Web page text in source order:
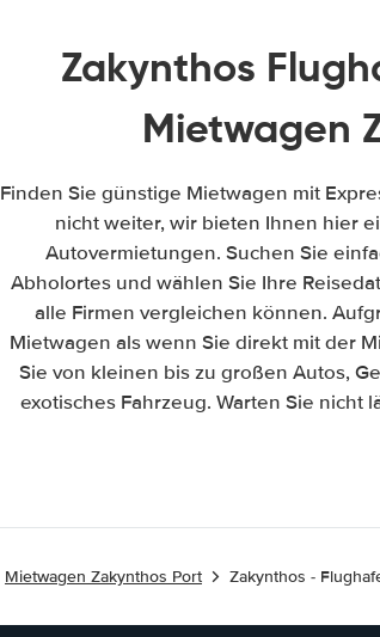
Zakynthos
Mietwagen
Finden Sie günstige Mietwagen mit
nicht weiter, wir bieten Ihnen hier
Autovermietungen. Suchen Sie
Abholortes und wählen Sie Ihre
alle Firmen vergleichen können.
Mietwagen als wenn Sie direkt mit der
Sie von kleinen bis zu großen Autos,
exotisches Fahrzeug. Warten Sie
Mietwagen Zakynthos Port Zakynthos -